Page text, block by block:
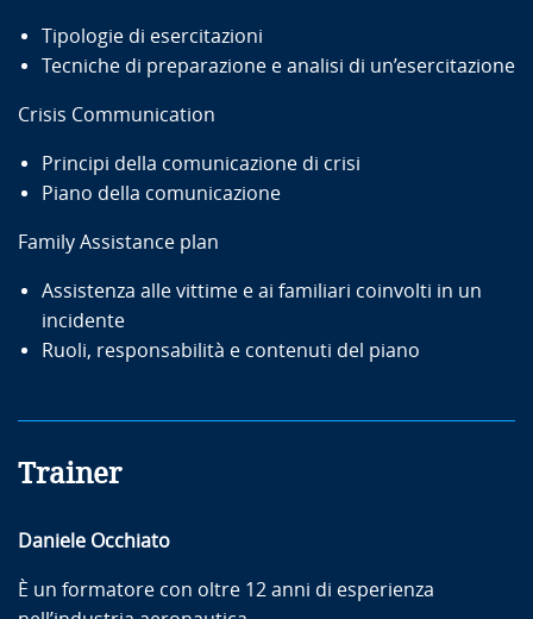
Tipologie di esercitazioni
Tecniche di preparazione e analisi di un’esercitazione
Crisis Communication
Principi della comunicazione di crisi
Piano della comunicazione
Family Assistance plan
Assistenza alle vittime e ai familiari coinvolti in un
incidente
Ruoli, responsabilità e contenuti del piano
Trainer
Daniele Occhiato
È un formatore con oltre 12 anni di esperienza